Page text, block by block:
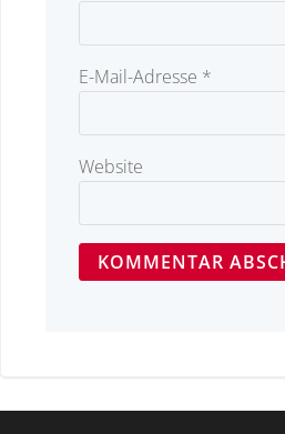
E-Mail-Adresse *
Website